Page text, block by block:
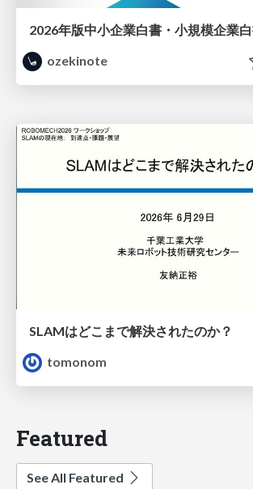
2026年版中小企業白書・小規模企業
ozekinote
SLAMはどこまで解決されたのか？
tomonom
Featured
See All Featured